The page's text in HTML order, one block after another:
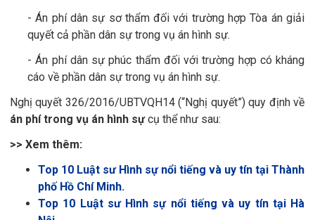
- Án phí dân sự sơ thẩm đối với trường hợp Tòa án giải
quyết cả phần dân sự trong vụ án hình sự.
- Án phí dân sự phúc thẩm đối với trường hợp có kháng
cáo về phần dân sự trong vụ án hình sự.
Nghị quyết 326/2016/UBTVQH14 (“Nghị quyết”) quy định về
án phí trong vụ án hình sựcụ thể như sau:
>> Xem thêm:
Top 10 Luật sư Hình sự nổi tiếng và uy tín tại Thành
phố Hồ Chí Minh.
Top 10 Luật sư Hình sự nổi tiếng và uy tín tại Hà